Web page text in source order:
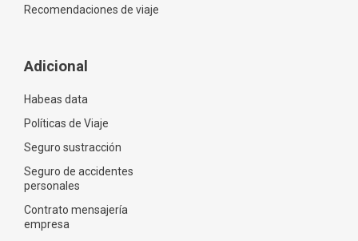
Recomendaciones de viaje
Adicional
Habeas data
Políticas de Viaje
Seguro sustracción
Seguro de accidentes
personales
Contrato mensajería
empresa